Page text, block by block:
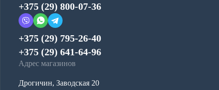
+375 (29) 800-07-36
+375 (29) 795-26-40
+375 (29) 641-64-96
Адрес магазинов
Дрогичин, Заводская 20